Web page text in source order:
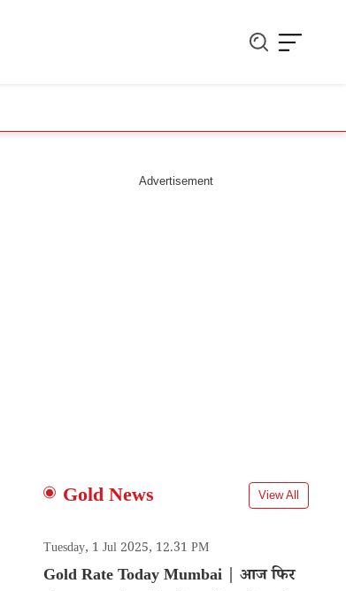
Gold News View All
Tuesday, 1 Jul 2025, 12.31 PM
Gold Rate Today Mumbai | आज फिर